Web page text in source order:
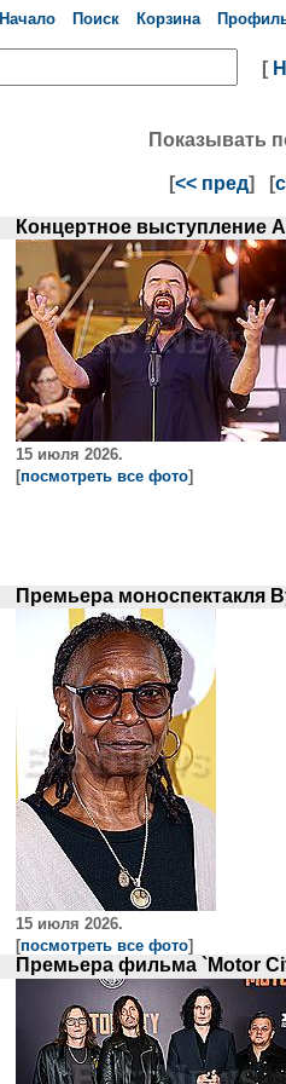
Начало Поиск Корзина
[
Показывать
[<< пред] [
15 июля 2026.
[посмотреть все фото]
15 июля 2026.
[посмотреть все фото]
Премьера фильма `Motor